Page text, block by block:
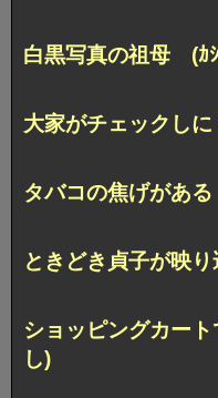
白黒写真の祖母 (ｶ
大家がチェックし
タバコの焦げがあ
ときどき貞子が映
ショッピングカー
し)